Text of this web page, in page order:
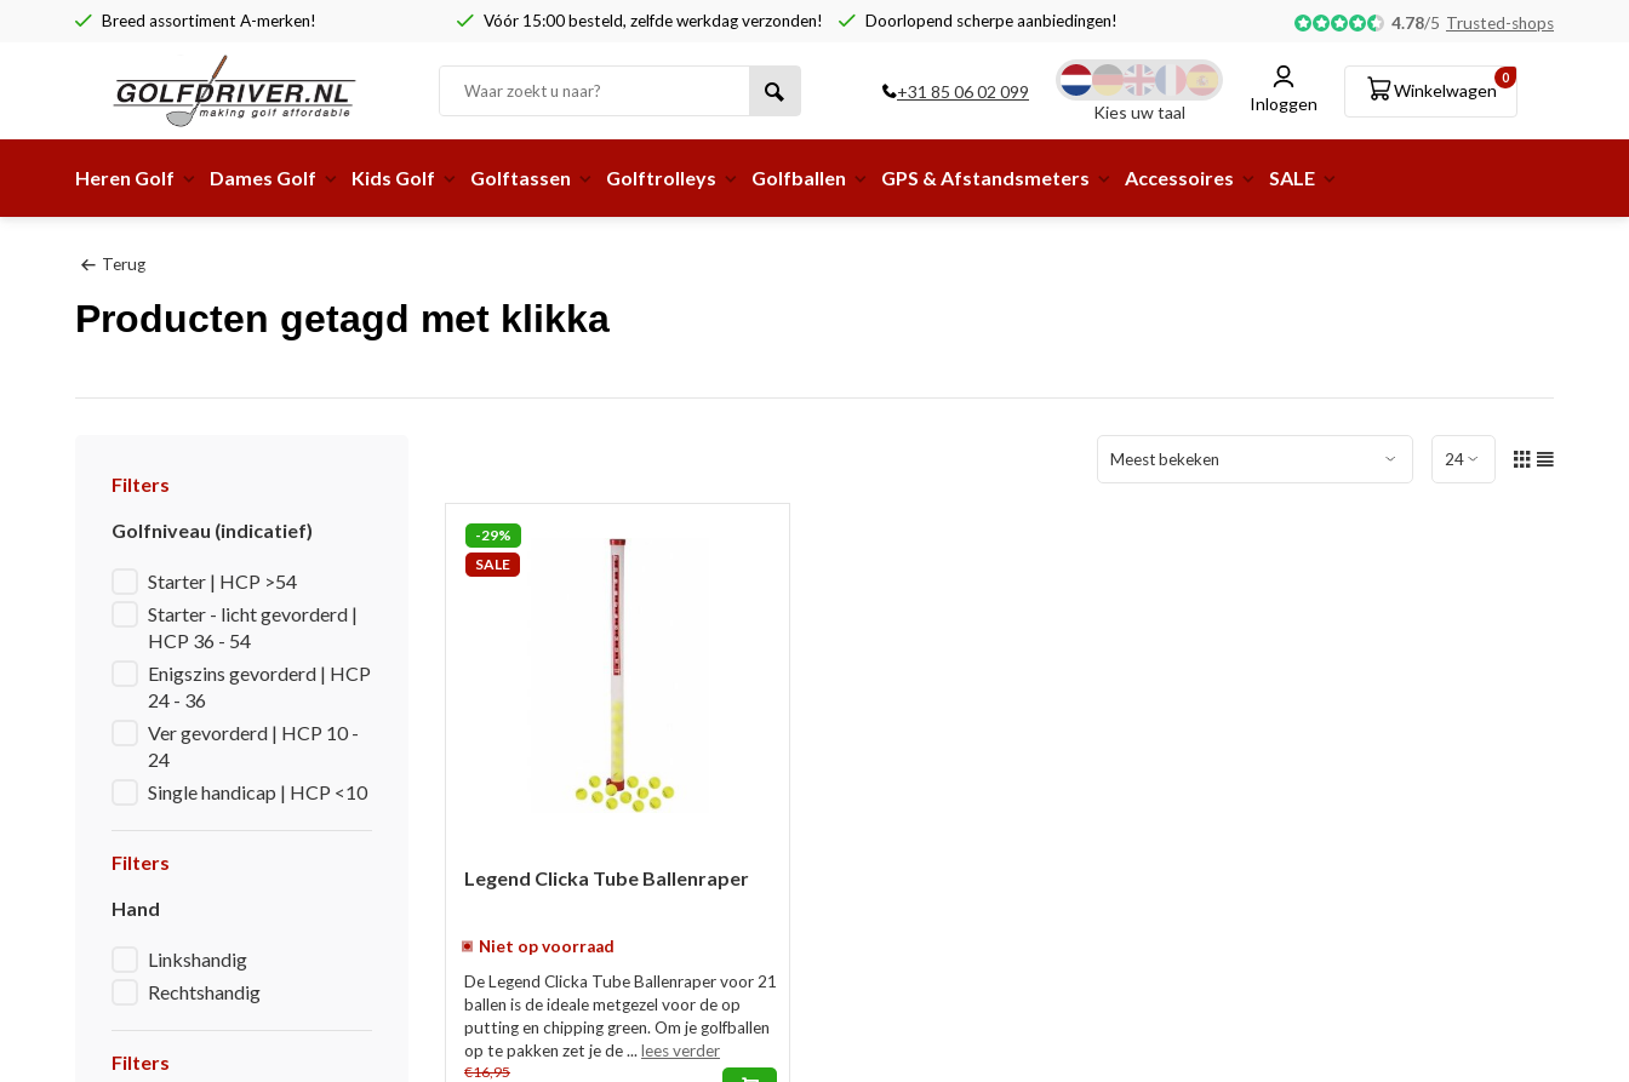
Breed assortiment A-merken! Vóór 15:00 besteld, zelfde werkdag verzonden! Doorlopend scherpe aanbiedingen! Afhalen of aflevering bij pakketshop mogelijk!
4.78/5 Trusted-shops
+31 85 06 02 099
Kies uw taal
Inloggen
0
Winkelwagen
Heren Golf Dames Golf Kids Golf Golftassen Golftrolleys Golfballen GPS & Afstandsmeters Accessoires SALE
Terug
Producten getagd met klikka
Filters
Golfniveau (indicatief)
Starter | HCP >54
Starter - licht gevorderd |
HCP 36 - 54
Enigszins gevorderd | HCP
24 - 36
Ver gevorderd | HCP 10 -
24
Single handicap | HCP <10
Filters
Hand
Linkshandig
Rechtshandig
Filters
-29%
SALE
Legend Clicka Tube Ballenraper
Niet op voorraad
De Legend Clicka Tube Ballenraper voor 21
ballen is de ideale metgezel voor de op
putting en chipping green. Om je golfballen
op te pakken zet je de ... lees verder
€16,95